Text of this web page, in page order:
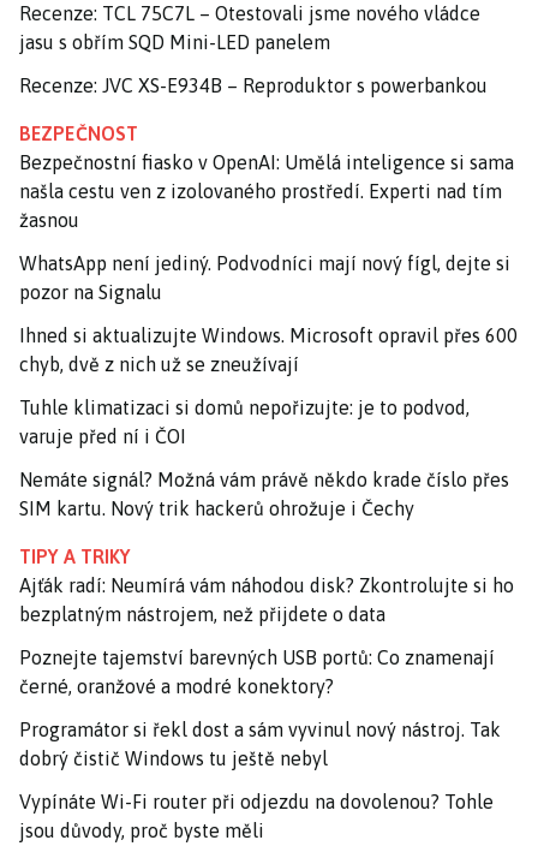
Recenze: TCL 75C7L – Otestovali jsme nového vládce
jasu s obřím SQD Mini-LED panelem
Recenze: JVC XS-E934B – Reproduktor s powerbankou
BEZPEČNOST
Bezpečnostní fiasko v OpenAI: Umělá inteligence si sama
našla cestu ven z izolovaného prostředí. Experti nad tím
žasnou
WhatsApp není jediný. Podvodníci mají nový fígl, dejte si
pozor na Signalu
Ihned si aktualizujte Windows. Microsoft opravil přes 600
chyb, dvě z nich už se zneužívají
Tuhle klimatizaci si domů nepořizujte: je to podvod,
varuje před ní i ČOI
Nemáte signál? Možná vám právě někdo krade číslo přes
SIM kartu. Nový trik hackerů ohrožuje i Čechy
TIPY A TRIKY
Ajťák radí: Neumírá vám náhodou disk? Zkontrolujte si ho
bezplatným nástrojem, než přijdete o data
Poznejte tajemství barevných USB portů: Co znamenají
černé, oranžové a modré konektory?
Programátor si řekl dost a sám vyvinul nový nástroj. Tak
dobrý čistič Windows tu ještě nebyl
Vypínáte Wi-Fi router při odjezdu na dovolenou? Tohle
jsou důvody, proč byste měli